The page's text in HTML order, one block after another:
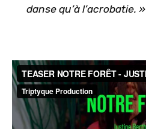
danse qu’à l’acrobatie. »